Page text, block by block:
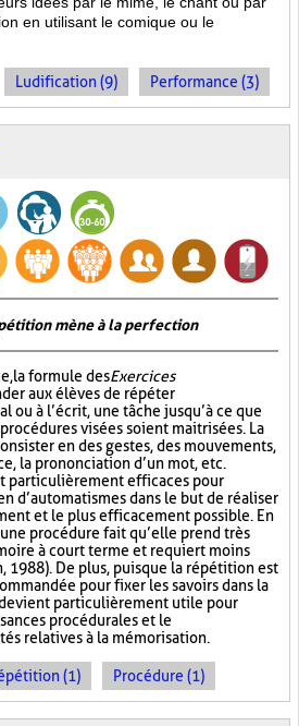
en utilisant le comique ou le
Ludification (9) Performance (3)
mène à la perfection
la formule desExercices
aux élèves de répéter
ou à l’écrit, une tâche jusqu’à ce que
visées soient maitrisées. La
en des gestes, des mouvements,
la prononciation d’un mot, etc.
particulièrement efficaces pour
d’automatismes dans le but de réaliser
et le plus efficacement possible. En
procédure fait qu’elle prend très
à court terme et requiert moins
1988). De plus, puisque la répétition est
pour fixer les savoirs dans la
particulièrement utile pour
procédurales et le
relatives à la mémorisation.
(1) Procédure (1)